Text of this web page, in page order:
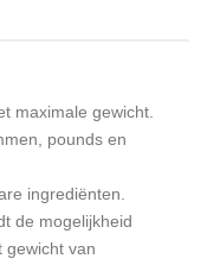
maximale gewicht.
pounds en
ingrediënten.
de mogelijkheid
gewicht van